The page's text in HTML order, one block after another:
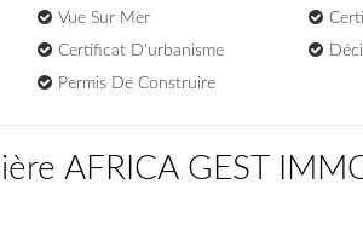
Vue Sur Mer
Certificat D'urbanisme
Permis De Construire
AFRICA GEST